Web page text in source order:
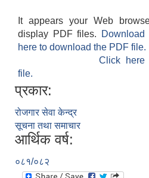
It appears your Web
display PDF files.
here to download the PDF file.
Click
file.
प्रकार:
रोजगार सेवा केन्द्र
सूचना तथा समाचार
आर्थिक वर्ष:
०८१/०८२